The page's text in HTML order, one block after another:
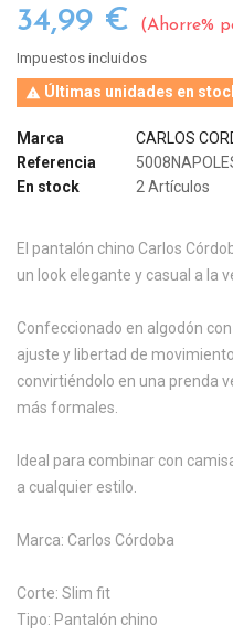
34,99 € Ahorre%
Impuestos incluidos
 Últimas unidades en
Marca
CARLOS
Referencia
En stock
2 Artículos
El pantalón chino Carlos
un look elegante y casual a la
Confeccionado en algodón
ajuste y libertad de
convirtiéndolo en una prenda
más formales.
Ideal para combinar con
a cualquier estilo.
Marca: Carlos Córdoba
Corte: Slim fit
Tipo: Pantalón chino